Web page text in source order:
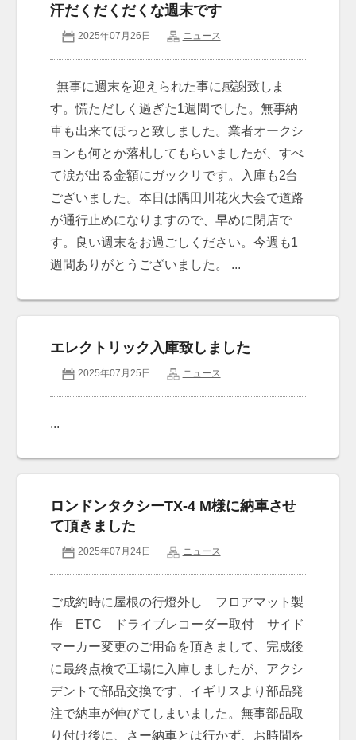
汗だくだくだくな週末です
2025年07月26日 ニュース
無事に週末を迎えられた事に感謝致しま
す。慌ただしく過ぎた1週間でした。無事納
車も出来てほっと致しました。業者オークシ
ョンも何とか落札してもらいましたが、すべ
て涙が出る金額にガックリです。入庫も2台
ございました。本日は隅田川花火大会で道路
が通行止めになりますので、早めに閉店で
す。良い週末をお過ごしください。今週も1
週間ありがとうございました。 ...
エレクトリック入庫致しました
2025年07月25日 ニュース
...
ロンドンタクシーTX-4 M様に納車させ
て頂きました
2025年07月24日 ニュース
ご成約時に屋根の行燈外し フロアマット製
作 ETC ドライブレコーダー取付 サイド
マーカー変更のご用命を頂きまして、完成後
に最終点検で工場に入庫しましたが、アクシ
デントで部品交換です、イギリスより部品発
注で納車が伸びてしまいました。無事部品取
り付け後に、さー納車とは行かず、お時間を